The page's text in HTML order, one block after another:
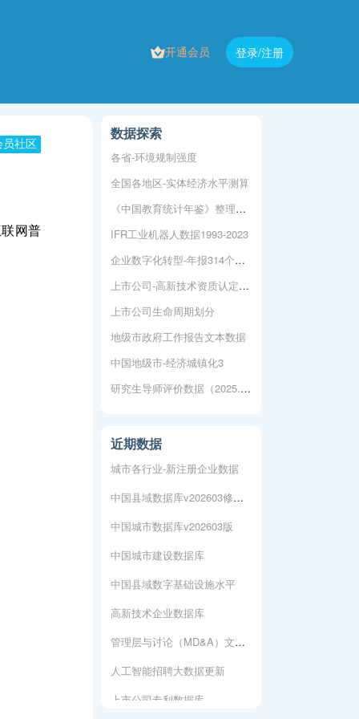
开通会员
登录/注册
员社区
网普
数据探索
各省-环境规制强度
全国各地区-实体经济水平测算
《中国教育统计年鉴》整理为地区版
IFR工业机器人数据1993-2023
企业数字化转型-年报314个词频统计
上市公司-高新技术资质认定数据
上市公司生命周期划分
地级市政府工作报告文本数据
中国地级市-经济城镇化3
研究生导师评价数据（2025.3更新）
近期数据
人工智能专利数据库
城市各行业-新注册企业数据
中国城市数据库v202603版
中国城市建设数据库
中国县域数字基础设施水平
高新技术企业数据库
人工智能招聘大数据更新
上市公司专利数据库